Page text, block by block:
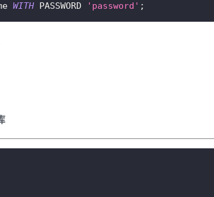
WITH PASSWORD 'password' ;